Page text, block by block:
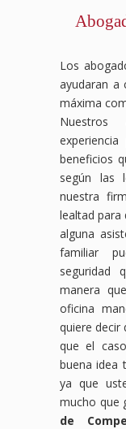
Los
ayudaran a
máxima
beneficios
según las
nuestra
lealtad para
alguna
familiar
seguridad
manera
oficina
quiere decir
que el
buena idea
ya que
mucho que
de